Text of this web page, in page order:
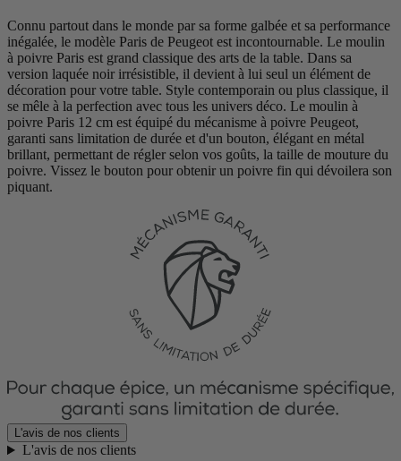
Connu partout dans le monde par sa forme galbée et sa performance
inégalée, le modèle Paris de Peugeot est incontournable. Le moulin
à poivre Paris est grand classique des arts de la table. Dans sa
version laquée noir irrésistible, il devient à lui seul un élément de
décoration pour votre table. Style contemporain ou plus classique, il
se mêle à la perfection avec tous les univers déco. Le moulin à
poivre Paris 12 cm est équipé du mécanisme à poivre Peugeot,
garanti sans limitation de durée et d'un bouton, élégant en métal
brillant, permettant de régler selon vos goûts, la taille de mouture du
poivre. Vissez le bouton pour obtenir un poivre fin qui dévoilera son
piquant.
L'avis de nos clients
L'avis de nos clients